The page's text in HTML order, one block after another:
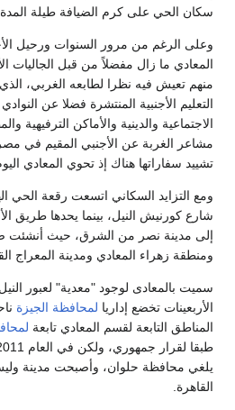
سكان الحي على كرم الضيافة طيلة المدة
وعلى الرغم من مرور السنوات ورحيل
المعادي ما زال مفضلاً من قبل الجاليات
منهم تعيش فيه نظرا لطابعه الغربي،
التعليم الأجنبية المنتشرة فضلا عن
الاجتماعية والدينية والأماكن الترفيهية
مشاعر الغربة عن الأجنبي المقيم في
تشييد سفاراتها هناك إذ تحوي المعادي اليوم 26 سفارة
ومع التزايد السكاني اتسعت رقعة الحي
شارع كورنيش النيل، بينما يحدها طريق
إلى مدينة نصر من الشرق، حيث أنشئت
ومنطقة زهراء المعادي ومدينة المعراج
سميت بالمعادى لوجود "معدية" لعبور
الأربعينات تخضع إداريا لمحافظة الجيزة
المناطق التابعة لقسم المعادي تابعة
يلغي محافظة حلوان، وأصبحت مدينة
القاهرة.